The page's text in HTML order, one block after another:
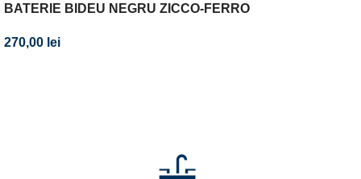
BATERIE BIDEU NEGRU ZICCO-FERRO
270,00 lei